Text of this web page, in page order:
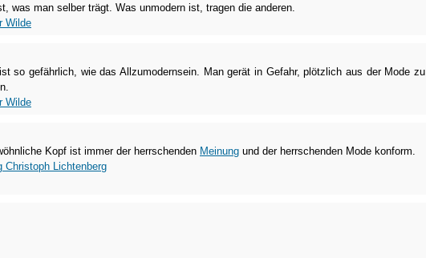
was man selber trägt. Was unmodern ist, tragen die anderen.
Wilde
so gefährlich, wie das Allzumodernsein. Man gerät in Gefahr, plötzlich aus der Mode zu
Wilde
Kopf ist immer der herrschenden Meinung und der herrschenden Mode konform.
Christoph Lichtenberg